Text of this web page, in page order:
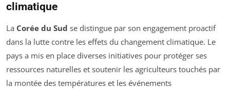
climatique
La Corée du Sud se distingue par son engagement proactif
dans la lutte contre les effets du changement climatique. Le
pays a mis en place diverses initiatives pour protéger ses
ressources naturelles et soutenir les agriculteurs touchés par
la montée des températures et les événements